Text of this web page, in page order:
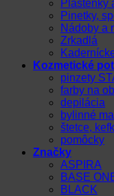
Pláštenky
Pinetky,
Nádoby a
Zrkadlá
Kozmetické
pinzety
farby na
depilácia
bylinné
štetce,
pomôcky
Značky
ASPIRA
BASE
BLACK